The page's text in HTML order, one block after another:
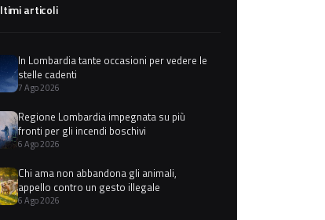
articoli
In Lombardia tante occasioni per vedere le
stelle cadenti
7 Ago 2026
Regione Lombardia impegnata su più
fronti per gli incendi boschivi
6 Ago 2026
Chi ama non abbandona gli animali,
appello contro un gesto illegale
6 Ago 2026